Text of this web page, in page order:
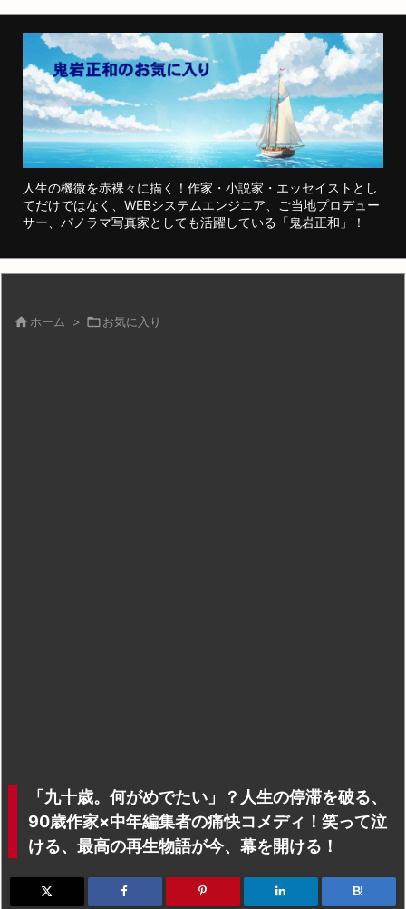
人生の機微を赤裸々に描く！作家・小説家・エッセイストとし
てだけではなく、WEBシステムエンジニア、ご当地プロデュー
サー、パノラマ写真家としても活躍している「鬼岩正和」！
 ホーム > お気に入り
「九十歳。何がめでたい」？人生の停滞を破る、
90歳作家×中年編集者の痛快コメディ！笑って泣
ける、最高の再生物語が今、幕を開ける！
B!